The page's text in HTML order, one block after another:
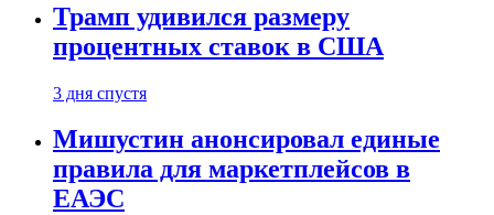
Трамп удивился размеру
процентных ставок в США
3 дня спустя
Мишустин анонсировал единые
правила для маркетплейсов в
ЕАЭС